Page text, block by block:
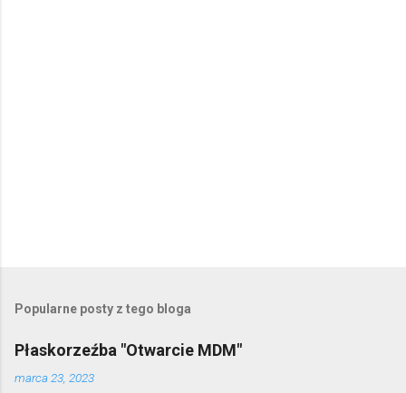
Popularne posty z tego bloga
Płaskorzeźba "Otwarcie MDM"
marca 23, 2023